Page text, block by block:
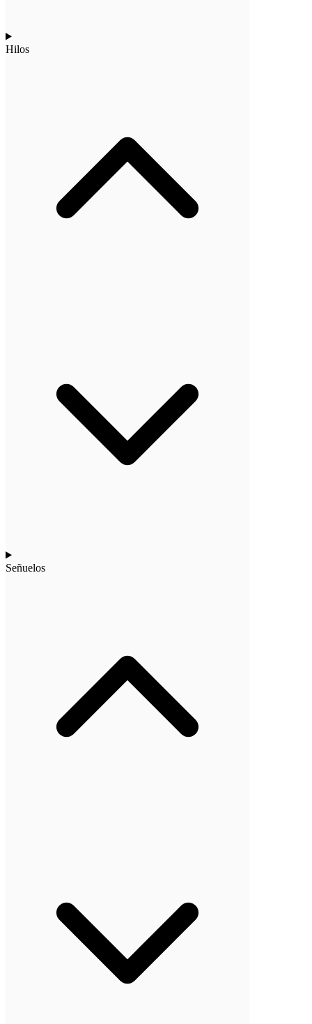
Hilos
Señuelos